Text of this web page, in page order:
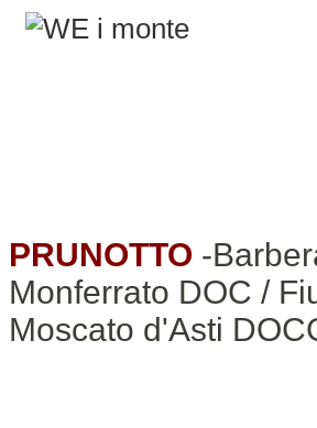
PRUNOTTO -
Monferrato DOC /
Moscato d'Asti